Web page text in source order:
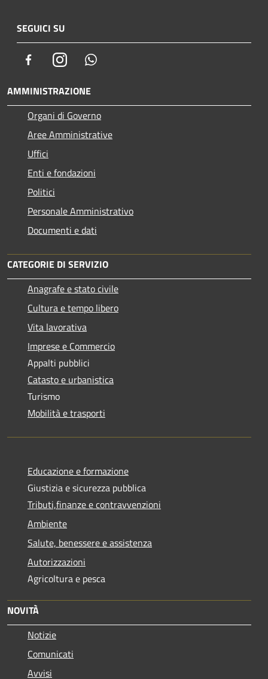
SEGUICI SU
FacebookInstagram
AMMINISTRAZIONE
Organi di Governo
Aree Amministrative
Uffici
Enti e fondazioni
Politici
Personale Amministrativo
Documenti e dati
CATEGORIE DI SERVIZIO
Anagrafe e stato civile
Cultura e tempo libero
Vita lavorativa
Imprese e Commercio
Appalti pubblici
Catasto e urbanistica
Turismo
Mobilità e trasporti
Educazione e formazione
Giustizia e sicurezza pubblica
Tributi,finanze e contravvenzioni
Ambiente
Salute, benessere e assistenza
Autorizzazioni
Agricoltura e pesca
NOVITÀ
Notizie
Comunicati
Avvisi